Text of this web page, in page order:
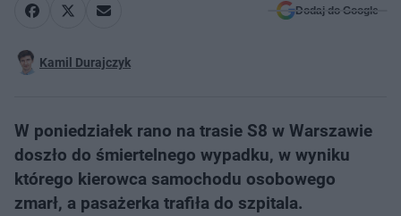
Dodaj do Google
Kamil Durajczyk
W poniedziałek rano na trasie S8 w Warszawie
doszło do śmiertelnego wypadku, w wyniku
którego kierowca samochodu osobowego
zmarł, a pasażerka trafiła do szpitala.